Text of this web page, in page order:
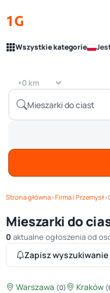
1G
Wszystkie kategorie
Strona główna›Firma i Przemysł›
Mieszarki do
0 aktualne ogłoszenia od
Zapisz wyszukiwanie
Warszawa (0) Kraków